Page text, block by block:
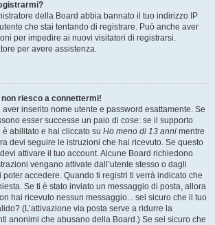
della Board abbia bannato il tuo indirizzo IP
che stai tentando di registrare. Può anche aver
per impedire ai nuovi visitatori di registrarsi.
per avere assistenza.
riesco a connettermi!
aver inserito nome utente e password esattamente. Se
esser successe un paio di cose: se il supporto
abilitato e hai cliccato su Ho meno di 13 anni mentre
devi seguire le istruzioni che hai ricevuto. Se questo
attivare il tuo account. Alcune Board richiedono
vengano attivate dall’utente stesso o dagli
accedere. Quando ti registri ti verrà indicato che
Se ti è stato inviato un messaggio di posta, allora
hai ricevuto nessun messaggio... sei sicuro che il tuo
(L’attivazione via posta serve a ridurre la
anonimi che abusano della Board.) Se sei sicuro che